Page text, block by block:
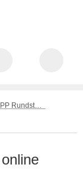
PP Platten und PP Rundstäbe